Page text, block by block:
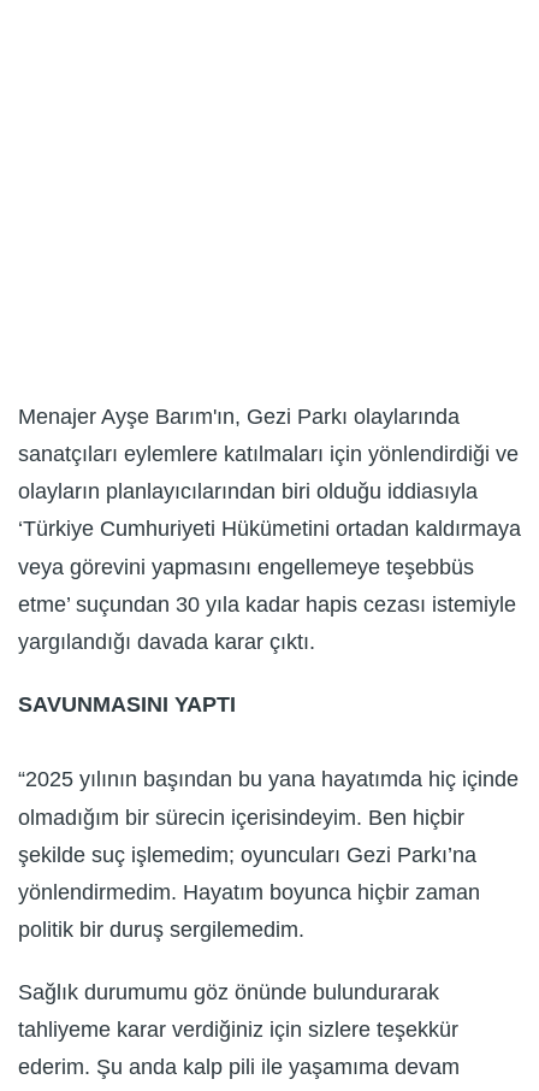
Menajer Ayşe Barım'ın, Gezi Parkı olaylarında
sanatçıları eylemlere katılmaları için yönlendirdiği ve
olayların planlayıcılarından biri olduğu iddiasıyla
‘Türkiye Cumhuriyeti Hükümetini ortadan kaldırmaya
veya görevini yapmasını engellemeye teşebbüs
etme’ suçundan 30 yıla kadar hapis cezası istemiyle
yargılandığı davada karar çıktı.
SAVUNMASINI YAPTI
“2025 yılının başından bu yana hayatımda hiç içinde
olmadığım bir sürecin içerisindeyim. Ben hiçbir
şekilde suç işlemedim; oyuncuları Gezi Parkı’na
yönlendirmedim. Hayatım boyunca hiçbir zaman
politik bir duruş sergilemedim.
Sağlık durumumu göz önünde bulundurarak
tahliyeme karar verdiğiniz için sizlere teşekkür
ederim. Şu anda kalp pili ile yaşamıma devam